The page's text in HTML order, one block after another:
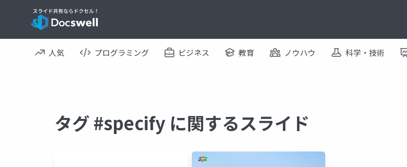
人気 プログラミング ビジネス 教育 ノウハウ 科学・技術
タグ #specify に関するスライド